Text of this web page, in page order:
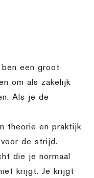
ben een groot
om als zakelijk
Als je de
theorie en praktijk
de strijd.
die je normaal
krijgt. Je krijgt